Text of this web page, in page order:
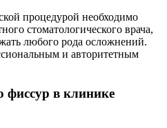
процедурой необходимо
стоматологического врача,
любого рода осложнений.
и авторитетным
фиссур в клинике